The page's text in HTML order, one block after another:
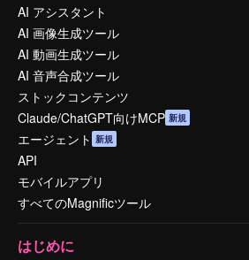
AI アシスタント
AI 画像生成ツール
AI 動画生成ツール
AI 音声合成ツール
ストックコンテンツ
Claude/ChatGPT向けMCP 新規
エージェント 新規
API
モバイルアプリ
すべてのMagnificツール
はじめに